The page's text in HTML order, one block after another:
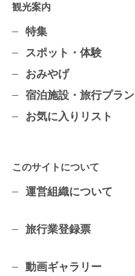
観光案内
特集
スポット・体験
おみやげ
宿泊施設・旅行プラン
お気に入りリスト
このサイトについて
運営組織について
旅行業登録票
動画ギャラリー